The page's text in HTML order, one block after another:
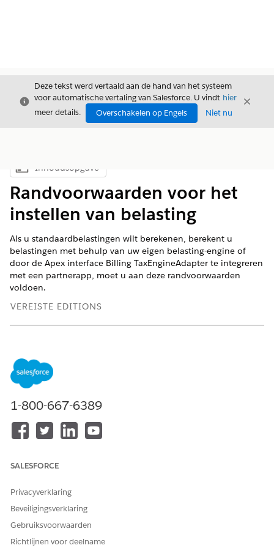
Sluiten
Deze tekst werd vertaald aan de hand van het systeem
voor automatische vertaling van Salesforce. U vindt hier
meer details.
Overschakelen op Engels Niet nu
Sluiten
Inhoudsopgave weergeven
Inhoudsopgave
Randvoorwaarden voor het
instellen van belasting
Als u standaardbelastingen wilt berekenen, berekent u
belastingen met behulp van uw eigen belasting-engine of
door de Apex interface Billing TaxEngineAdapter te integreren
met een partnerapp, moet u aan deze randvoorwaarden
voldoen.
VEREISTE EDITIONS
Beschikbaar in:
metde Revenue Cloud Advanced-licentie of de Revenue
Cloud Billing-licentie
Details van belastingleverancier verzamelen
Als u een belastingserviceprovider wilt gebruiken, verzamelt u
Verkopercode van provider voor belasting
Inloggegevens voor toegang tot de belastingdienst
Een benoemd gegeven maken
Nadat u de details van de belastingleverancier hebt
1-800-667-6389
SALESFORCE
Privacyverklaring
Beveiligingsverklaring
Gebruiksvoorwaarden
Richtlijnen voor deelname